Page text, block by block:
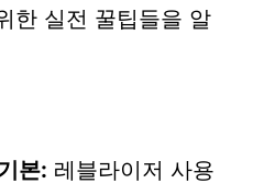
한 실전 꿀팁들을 알
본: 레블라이저 사용